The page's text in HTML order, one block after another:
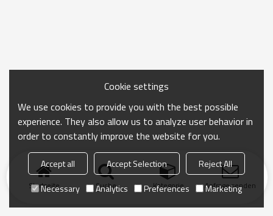
Startseite Suche Kategorie Anfrage senden
Cookie settings
We use cookies to provide you with the best possible
experience. They also allow us to analyze user behavior in
order to constantly improve the website for you.
Accept all Accept Selection
Reject All
Necessary
Analytics Preferences Marketing